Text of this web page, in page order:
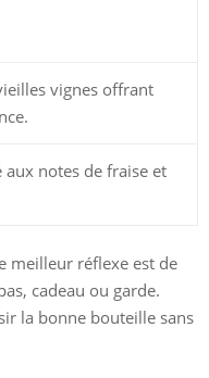
vignes offrant
notes de fraise et
meilleur réflexe est de
cadeau ou garde.
la bonne bouteille sans